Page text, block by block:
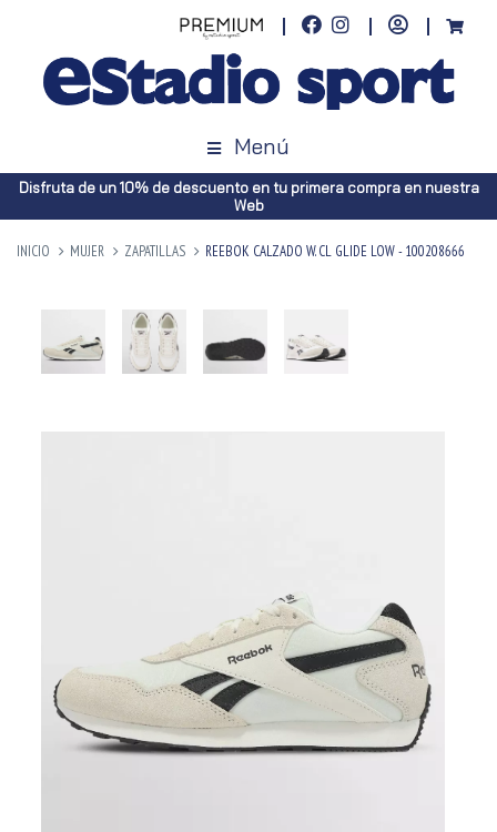
Menú
Disfruta de un 10% de descuento en tu primera compra en nuestra
Web
INICIO MUJER ZAPATILLAS REEBOK CALZADO W. CL GLIDE LOW - 100208666